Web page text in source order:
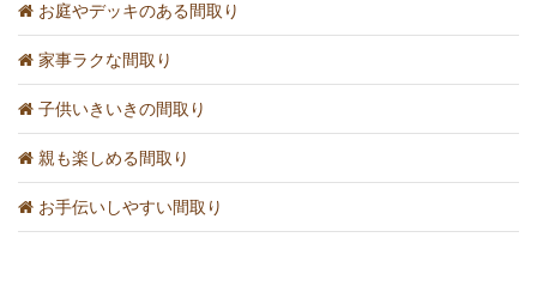
お庭やデッキのある間取り
家事ラクな間取り
子供いきいきの間取り
親も楽しめる間取り
お手伝いしやすい間取り